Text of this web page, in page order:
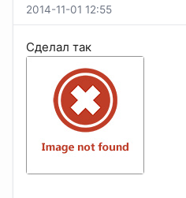
2014-11-01 12:55
Сделал так